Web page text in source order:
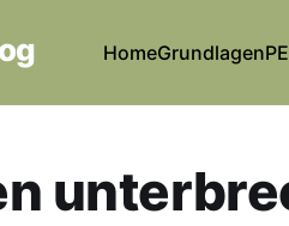
HomeGrundlagen